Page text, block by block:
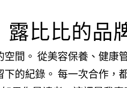
露比比的品
間。 從美容保養、健
的紀錄。 每一次合作